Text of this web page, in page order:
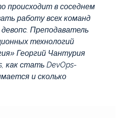
происходит в соседнем
работу всех команд
Преподаватель
технологий
Георгий Чантурия
как стать DevOps-
и сколько